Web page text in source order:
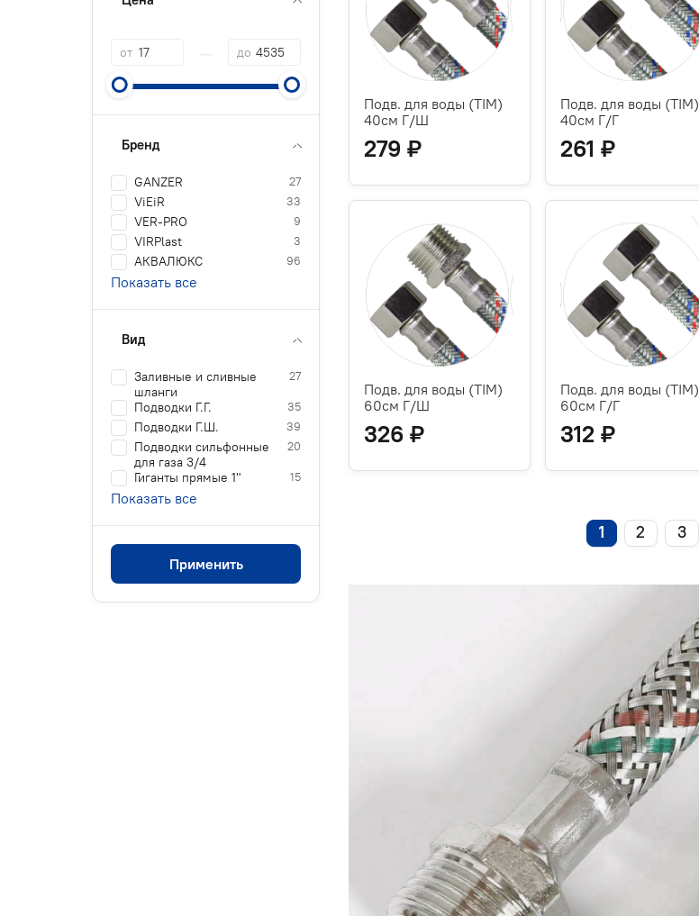
Подв. для воды (TIM)
40см Г/Ш
279 ₽
Подв. для воды (TIM)
40см Г/Г
261 ₽
Подв. для воды (TIM)
60см Г/Ш
326 ₽
Подв. для воды (TIM)
60см Г/Г
312 ₽
1 2 3
от до
Бренд
GANZER 27
ViEiR 33
VER-PRO 9
VIRPlast 3
АКВАЛЮКС 96
Показать все
Вид
Заливные и сливные
шланги
27
Подводки Г.Г. 35
Подводки Г.Ш. 39
Подводки сильфонные
для газа 3/4
20
Гиганты прямые 1" 15
Показать все
Применить